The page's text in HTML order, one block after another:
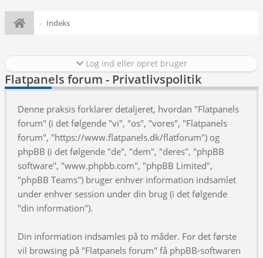
Indeks
Log ind eller opret bruger
Flatpanels forum - Privatlivspolitik
Denne praksis forklarer detaljeret, hvordan "Flatpanels
forum" (i det følgende "vi", "os", "vores", "Flatpanels
forum", "https://www.flatpanels.dk/flatforum") og
phpBB (i det følgende "de", "dem", "deres", "phpBB
software", "www.phpbb.com", "phpBB Limited",
"phpBB Teams") bruger enhver information indsamlet
under enhver session under din brug (i det følgende
"din information").
Din information indsamles på to måder. For det første
vil browsing på "Flatpanels forum" få phpBB-softwaren